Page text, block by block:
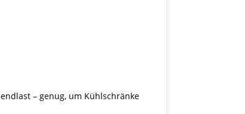
– genug, um Kühlschränke